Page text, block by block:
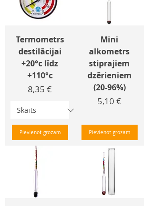
Termometrs
destilācijai
+20°c līdz
+110°c
Cena
8,35 €
Pievienot grozam
Mini
alkometrs
stiprajiem
dzērieniem
(20-96%)
Cena
5,10 €
Pievienot grozam